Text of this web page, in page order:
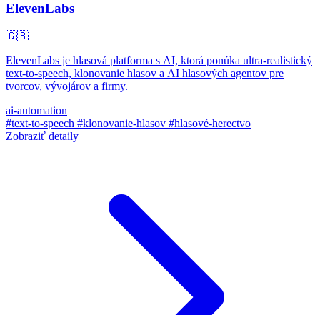
ElevenLabs
🇬🇧
ElevenLabs je hlasová platforma s AI, ktorá ponúka ultra-realistický
text-to-speech, klonovanie hlasov a AI hlasových agentov pre
tvorcov, vývojárov a firmy.
ai-automation
#text-to-speech #klonovanie-hlasov #hlasové-herectvo
Zobraziť detaily